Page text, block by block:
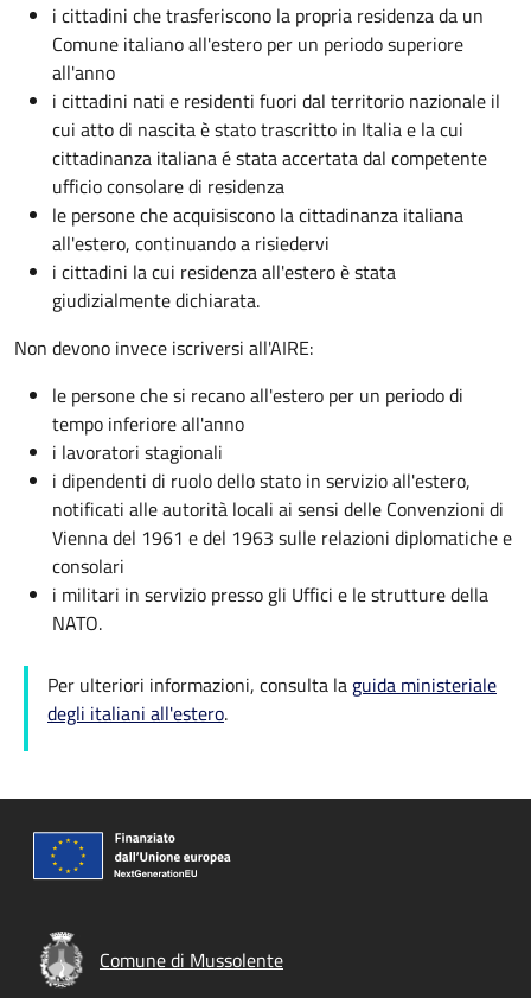
i cittadini che trasferiscono la propria residenza da un
Comune italiano all'estero per un periodo superiore
all'anno
i cittadini nati e residenti fuori dal territorio nazionale il
cui atto di nascita è stato trascritto in Italia e la cui
cittadinanza italiana é stata accertata dal competente
ufficio consolare di residenza
le persone che acquisiscono la cittadinanza italiana
all'estero, continuando a risiedervi
i cittadini la cui residenza all'estero è stata
giudizialmente dichiarata.
Non devono invece iscriversi all'AIRE:
le persone che si recano all'estero per un periodo di
tempo inferiore all'anno
i lavoratori stagionali
i dipendenti di ruolo dello stato in servizio all'estero,
notificati alle autorità locali ai sensi delle Convenzioni di
Vienna del 1961 e del 1963 sulle relazioni diplomatiche e
consolari
i militari in servizio presso gli Uffici e le strutture della
NATO.
Per ulteriori informazioni, consulta la guida ministeriale
degli italiani all'estero.
Comune di Mussolente